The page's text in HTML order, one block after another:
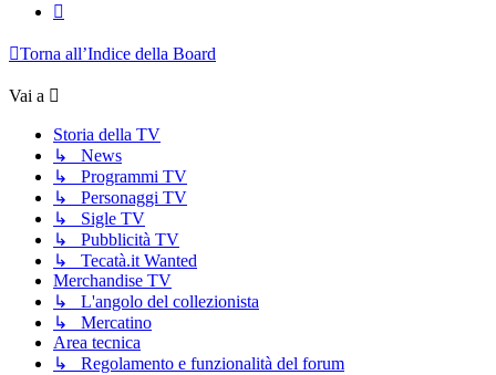
Torna all’Indice della Board
Vai a
Storia della TV
↳ News
↳ Programmi TV
↳ Personaggi TV
↳ Sigle TV
↳ Pubblicità TV
↳ Tecatà.it Wanted
Merchandise TV
↳ L'angolo del collezionista
↳ Mercatino
Area tecnica
↳ Regolamento e funzionalità del forum